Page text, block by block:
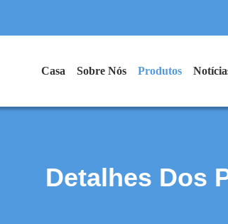
Casa Sobre Nós Produtos
Detalhes Dos